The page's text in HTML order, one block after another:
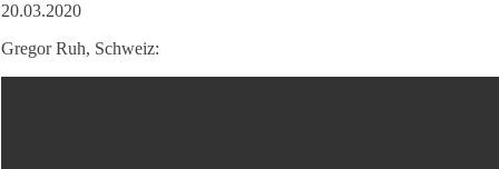
20.03.2020
Gregor Ruh, Schweiz: